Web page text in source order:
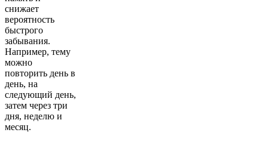
снижает
вероятность
быстрого
забывания.
Например, тему
можно
повторить день в
день, на
следующий день,
затем через три
дня, неделю и
месяц.